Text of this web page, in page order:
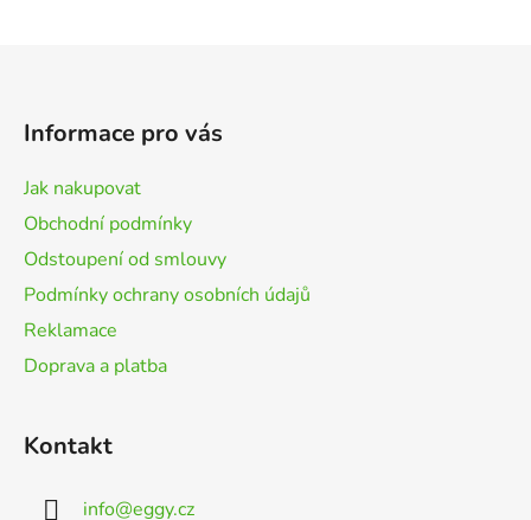
Informace pro vás
Jak nakupovat
Obchodní podmínky
Odstoupení od smlouvy
Podmínky ochrany osobních údajů
Reklamace
Doprava a platba
Kontakt
info@eggy.cz